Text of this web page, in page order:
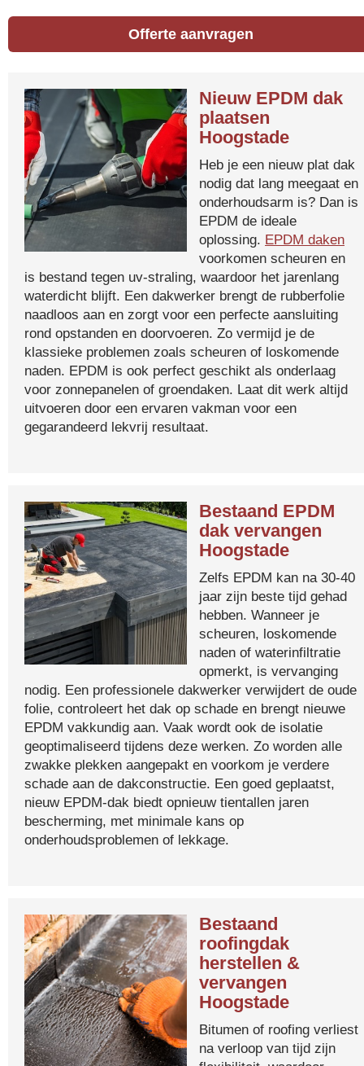
Offerte aanvragen
Nieuw EPDM dak
plaatsen
Hoogstade
Heb je een nieuw plat dak
nodig dat lang meegaat en
onderhoudsarm is? Dan is
EPDM de ideale
oplossing. EPDM daken
voorkomen scheuren en
is bestand tegen uv-straling, waardoor het jarenlang
waterdicht blijft. Een dakwerker brengt de rubberfolie
naadloos aan en zorgt voor een perfecte aansluiting
rond opstanden en doorvoeren. Zo vermijd je de
klassieke problemen zoals scheuren of loskomende
naden. EPDM is ook perfect geschikt als onderlaag
voor zonnepanelen of groendaken. Laat dit werk altijd
uitvoeren door een ervaren vakman voor een
gegarandeerd lekvrij resultaat.
Bestaand EPDM
dak vervangen
Hoogstade
Zelfs EPDM kan na 30-40
jaar zijn beste tijd gehad
hebben. Wanneer je
scheuren, loskomende
naden of waterinfiltratie
opmerkt, is vervanging
nodig. Een professionele dakwerker verwijdert de oude
folie, controleert het dak op schade en brengt nieuwe
EPDM vakkundig aan. Vaak wordt ook de isolatie
geoptimaliseerd tijdens deze werken. Zo worden alle
zwakke plekken aangepakt en voorkom je verdere
schade aan de dakconstructie. Een goed geplaatst,
nieuw EPDM-dak biedt opnieuw tientallen jaren
bescherming, met minimale kans op
onderhoudsproblemen of lekkage.
Bestaand
roofingdak
herstellen &
vervangen
Hoogstade
Bitumen of roofing verliest
na verloop van tijd zijn